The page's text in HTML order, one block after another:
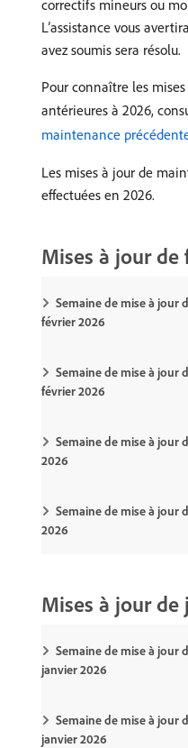
correctifs mineurs ou
L’assistance vous
avez soumis sera résolu.
Pour connaître les
antérieures à 2026,
maintenance
Les mises à jour de
effectuées en 2026.
Mises à jour de
Semaine de mise à jour
février 2026
Semaine de mise à jour
février 2026
Semaine de mise à jour
2026
Semaine de mise à jour
2026
Mises à jour de
Semaine de mise à jour
janvier 2026
Semaine de mise à jour
janvier 2026